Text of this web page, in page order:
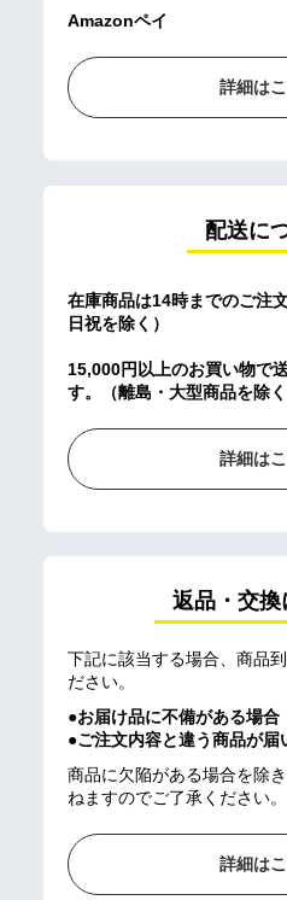
Amazonペイ
詳細は
配送に
在庫商品は14時までのご注
日祝を除く）
15,000円以上のお買い物で
す。（離島・大型商品を除く
詳細は
返品・交換
下記に該当する場合、商品
ださい。
●お届け品に不備がある場合
●ご注文内容と違う商品が届
商品に欠陥がある場合を除
ねますのでご了承ください。
詳細は